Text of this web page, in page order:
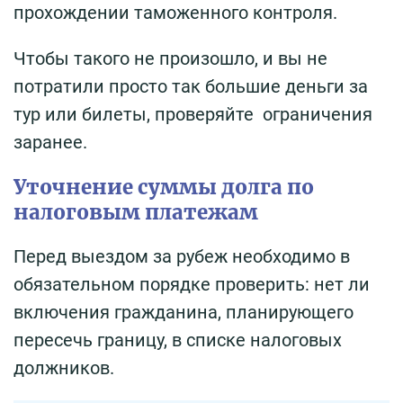
прохождении таможенного контроля.
Чтобы такого не произошло, и вы не
потратили просто так большие деньги за
тур или билеты, проверяйте ограничения
заранее.
Уточнение суммы долга по
налоговым платежам
Перед выездом за рубеж необходимо в
обязательном порядке проверить: нет ли
включения гражданина, планирующего
пересечь границу, в списке налоговых
должников.